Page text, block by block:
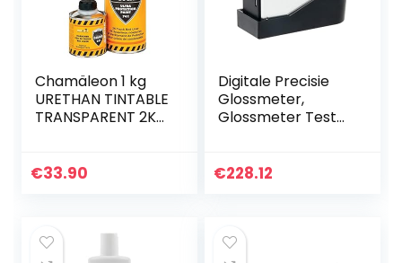
Chamäleon 1 kg
URETHAN TINTABLE
TRANSPARENT 2K
Truck Bed Liner
€33.90
Digitale Precisie
Glossmeter,
Glossmeter Tester
Surface Tester
€228.12